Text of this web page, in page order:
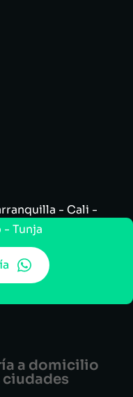
a domicilio
ciudades
- Cali -
Tunja